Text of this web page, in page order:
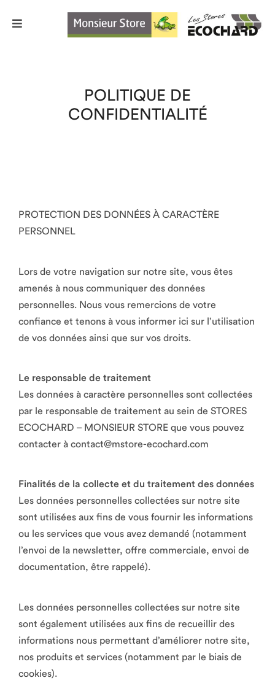
POLITIQUE DE
CONFIDENTIALITÉ
PROTECTION DES DONNÉES À CARACTÈRE
PERSONNEL
Lors de votre navigation sur notre site, vous êtes
amenés à nous communiquer des données
personnelles. Nous vous remercions de votre
confiance et tenons à vous informer ici sur l’utilisation
de vos données ainsi que sur vos droits.
Le responsable de traitement
Les données à caractère personnelles sont collectées
par le responsable de traitement au sein de STORES
ECOCHARD – MONSIEUR STORE que vous pouvez
contacter à contact@mstore-ecochard.com
Finalités de la collecte et du traitement des données
Les données personnelles collectées sur notre site
sont utilisées aux fins de vous fournir les informations
ou les services que vous avez demandé (notamment
l’envoi de la newsletter, offre commerciale, envoi de
documentation, être rappelé).
Les données personnelles collectées sur notre site
sont également utilisées aux fins de recueillir des
informations nous permettant d’améliorer notre site,
nos produits et services (notamment par le biais de
cookies).